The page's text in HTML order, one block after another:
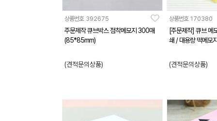
상품번호 392675
주문제작 큐브박스 점착메모지 300매
(85*85mm)
(견적문의상품)
상품번호 170380
[주문제작] 큐브 메
쇄 / 대용량 떡메모
(견적문의상품)